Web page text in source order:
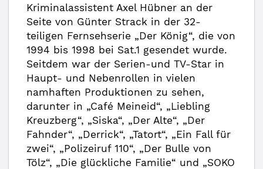
Kriminalassistent Axel Hübner an der
Seite von Günter Strack in der 32-
teiligen Fernsehserie „Der König“, die von
1994 bis 1998 bei Sat.1 gesendet wurde.
Seitdem war der Serien-und TV-Star in
Haupt- und Nebenrollen in vielen
namhaften Produktionen zu sehen,
darunter in „Café Meineid“, „Liebling
Kreuzberg“, „Siska“, „Der Alte“, „Der
Fahnder“, „Derrick“, „Tatort“, „Ein Fall für
zwei“, „Polizeiruf 110“, „Der Bulle von
Tölz“, „Die glückliche Familie“ und „SOKO